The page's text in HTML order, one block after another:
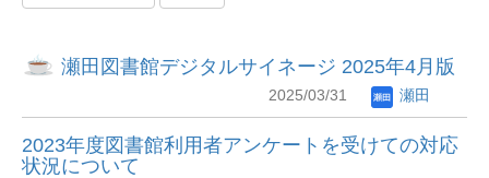
瀬田図書館デジタルサイネージ 2025年4月版
2025/03/31 瀬田
2023年度図書館利用者アンケートを受けての対応
状況について